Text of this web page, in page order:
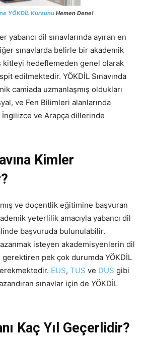
YÖKDİL Kursunu Hemen Dene!
yabancı dil sınavlarında ayıran en
sınavlarda belirle bir akademik
kitleyi hedeflemeden genel olarak
edilmektedir. YÖKDİL Sınavında
camiada uzmanlaşmış oldukları
ve Fen Bilimleri alanlarında
İngilizce ve Arapça dillerinde
Kimler
ve doçentlik eğitimine başvuran
yeterlilik amacıyla yabancı dil
başvuruda bulunulabilir.
isteyen akademisyenlerin dil
pek çok durumda YÖKDİL
EUS, TUS ve DUS gibi
sınavlar için de YÖKDİL
Kaç Yıl Geçerlidir?